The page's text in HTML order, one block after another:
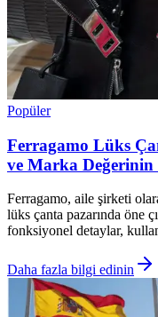
Popüler
Ferragamo Lüks
ve Marka Değerinin
Ferragamo, aile şirketi
lüks çanta pazarında öne
fonksiyonel detaylar,
Daha fazla bilgi edinin